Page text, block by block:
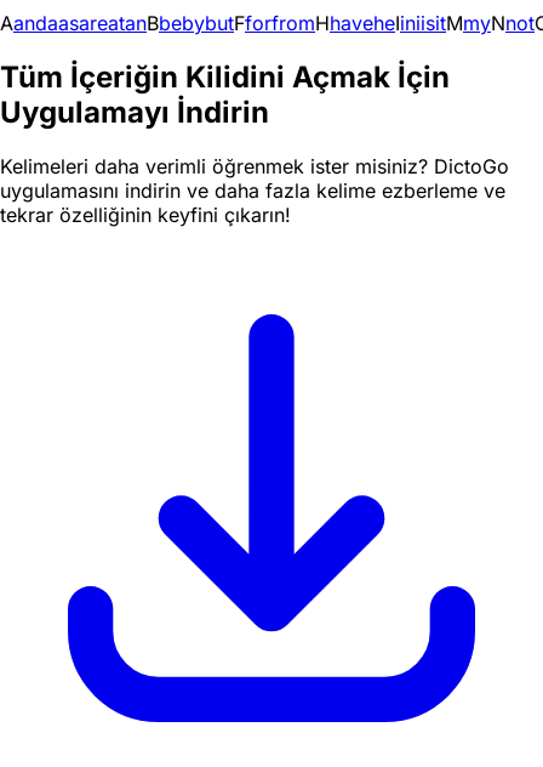
AandaasareatanBbebybutFforfromHhaveheIiniisitMmyNnot
Tüm İçeriğin Kilidini Açmak İçin
Uygulamayı İndirin
Kelimeleri daha verimli öğrenmek ister misiniz? DictoGo
uygulamasını indirin ve daha fazla kelime ezberleme ve
tekrar özelliğinin keyfini çıkarın!